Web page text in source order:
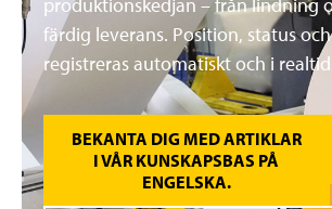
färdig leverans. Position, status
registreras automatiskt och i
BEKANTA DIG MED ARTIKLAR
I VÅR KUNSKAPSBAS PÅ
ENGELSKA.